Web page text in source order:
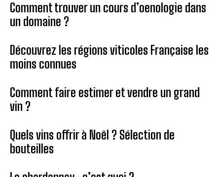
Comment trouver un cours d’oenologie dans
un domaine ?
Découvrez les régions viticoles Française les
moins connues
Comment faire estimer et vendre un grand
vin ?
Quels vins offrir à Noël ? Sélection de
bouteilles